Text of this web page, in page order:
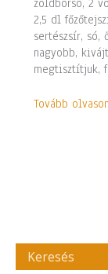
2,5 dl
sertészsír, só,
nagyobb,
megtisztítjuk,
Tovább